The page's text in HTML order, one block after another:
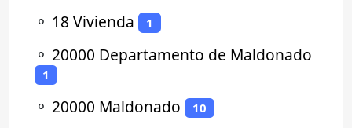
⚬ 18 Vivienda 1
⚬ 20000 Departamento de Maldonado
1
⚬ 20000 Maldonado 10